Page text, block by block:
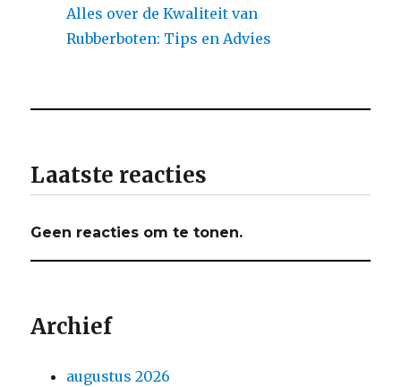
Alles over de Kwaliteit van
Rubberboten: Tips en Advies
Laatste reacties
Geen reacties om te tonen.
Archief
augustus 2026